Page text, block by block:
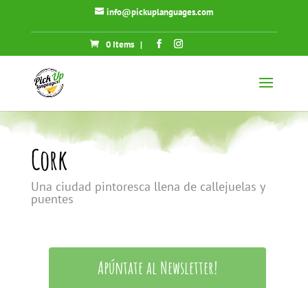
info@pickuplanguages.com
0 Items |
Cork
Una ciudad pintoresca llena de callejuelas y
puentes
Apúntate al Newsletter!